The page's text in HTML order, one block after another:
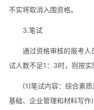
不实将取消入围资格。
3.笔试
通过资格审核的报考人
试人数不足1：3时，则按实
(1)笔试内容：综合素
基础、企业管理和材料写